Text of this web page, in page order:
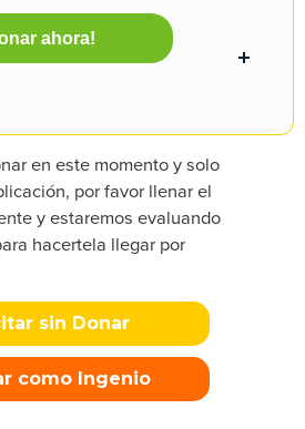
ahora!
en este momento y solo
por favor llenar el
y estaremos evaluando
hacertela llegar por
sin Donar
como Ingenio